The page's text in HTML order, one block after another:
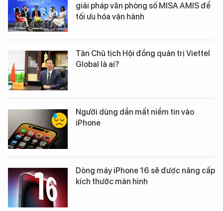
giải pháp văn phòng số MISA AMIS để
tối ưu hóa vận hành
Tân Chủ tịch Hội đồng quản trị Viettel
Global là ai?
Người dùng dần mất niềm tin vào
iPhone
Dòng máy iPhone 16 sẽ được nâng cấp
kích thước màn hình